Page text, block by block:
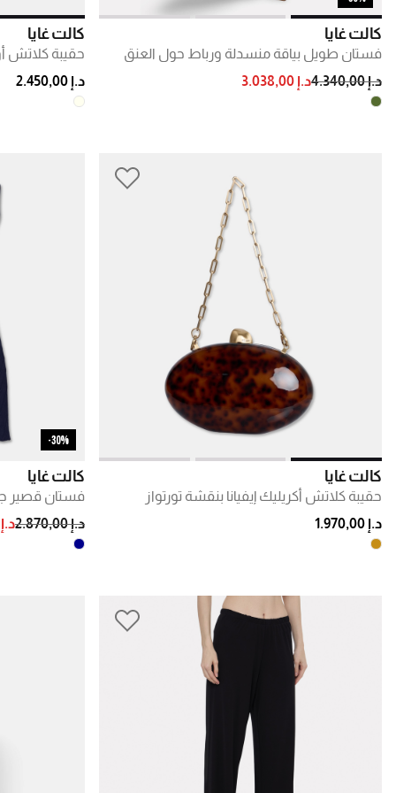
كالت غايا
فستان طويل بياقة منسدلة ورباط حول العنق
PRICE REDUCED FROM
د.إ 4.340,00 TO
د.إ 3.038,00
كالت غايا
حقيبة كلاتش
د.إ 2.450,00
كالت غايا
حقيبة كلاتش أكريليك إيفيانا بنقشة تورتواز
د.إ 1.970,00
30%-
كالت غايا
فستان قصير
FROM
د.إ 2.870,00 د.إ 2.009,00